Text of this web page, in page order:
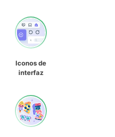
Iconos de
interfaz